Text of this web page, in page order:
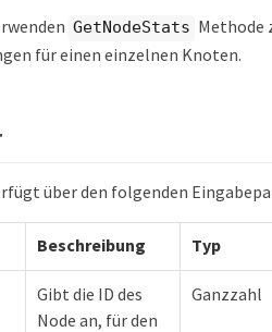
GetNodeStats Methode
für einen einzelnen Knoten.
über den folgenden
Beschreibung Typ
Gibt die ID des
Node an, für den
Ganzzahl